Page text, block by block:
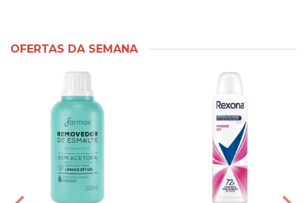
OFERTAS DA SEMANA